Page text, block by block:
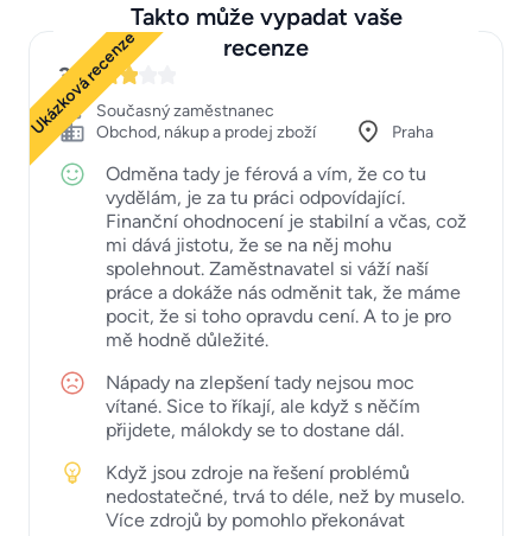
Takto může vypadat vaše
recenze
Ukázková recenze
3
Současný zaměstnanec
Obchod, nákup a prodej zboží
Praha
Odměna tady je férová a vím, že co tu
vydělám, je za tu práci odpovídající.
Finanční ohodnocení je stabilní a včas, což
mi dává jistotu, že se na něj mohu
spolehnout. Zaměstnavatel si váží naší
práce a dokáže nás odměnit tak, že máme
pocit, že si toho opravdu cení. A to je pro
mě hodně důležité.
Nápady na zlepšení tady nejsou moc
vítané. Sice to říkají, ale když s něčím
přijdete, málokdy se to dostane dál.
Když jsou zdroje na řešení problémů
nedostatečné, trvá to déle, než by muselo.
Více zdrojů by pomohlo překonávat